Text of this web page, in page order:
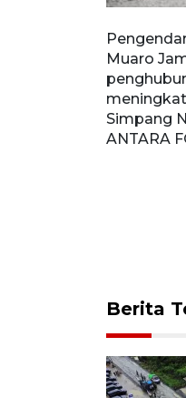
Muaro
Simpang
ANTARA
Berita